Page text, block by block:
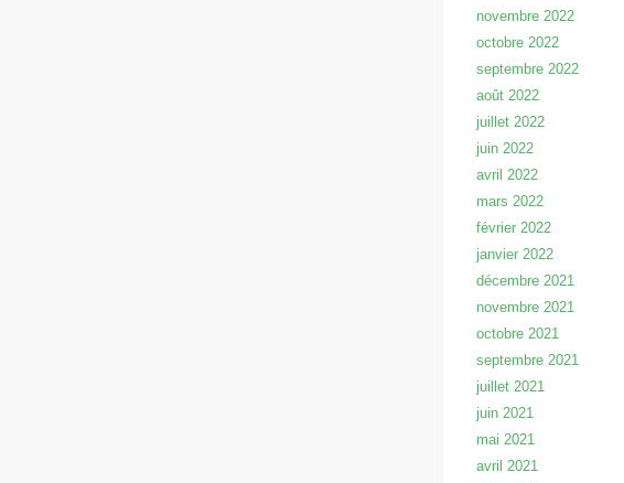
novembre 2022
octobre 2022
septembre 2022
août 2022
juillet 2022
juin 2022
avril 2022
mars 2022
février 2022
janvier 2022
décembre 2021
novembre 2021
octobre 2021
septembre 2021
juillet 2021
juin 2021
mai 2021
avril 2021